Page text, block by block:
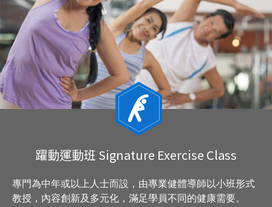
躍動運動班 Signature Exercise Class
專門為中年或以上人士而設，由專業健體導師以小班形式
教授，內容創新及多元化，滿足學員不同的健康需要。